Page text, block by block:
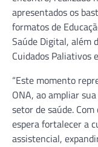
apresentados os
formatos de
Saúde Digital, além
Cuidados Paliativos
“Este momento
ONA, ao ampliar
setor de saúde.
espera fortalecer a
assistencial,